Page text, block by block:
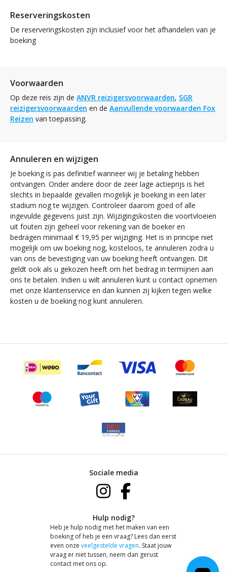
Reserveringskosten
De reserveringskosten zijn inclusief voor het afhandelen van je
boeking
Voorwaarden
Op deze reis zijn de ANVR reizigersvoorwaarden, SGR
reizigersvoorwaarden en de Aanvullende voorwaarden Fox
Reizen van toepassing.
Annuleren en wijzigen
Je boeking is pas definitief wanneer wij je betaling hebben
ontvangen. Onder andere door de zeer lage actieprijs is het
slechts in bepaalde gevallen mogelijk je boeking in een later
stadium nog te wijzigen. Controleer daarom goed of alle
ingevulde gegevens juist zijn. Wijzigingskosten die voortvloeien
uit fouten zijn geheel voor rekening van de boeker en
bedragen minimaal € 19,95 per wijziging. Het is in principe niet
mogelijk om uw boeking nog, kosteloos, te annuleren zodra u
van ons de bevestiging van uw boeking heeft ontvangen. Dit
geldt ook als u gekozen heeft om het bedrag in termijnen aan
ons te betalen. Indien u wilt annuleren kunt u contact opnemen
met onze klantenservice en dan kunnen zij kijken tegen welke
kosten u de boeking nog kunt annuleren.
Sociale media
Hulp nodig?
Heb je hulp nodig met het maken van een
boeking of heb je een vraag? Lees dan eerst
even onze veelgestelde vragen. Staat jouw
vraag er niet tussen, neem dan gerust
contact met ons op.